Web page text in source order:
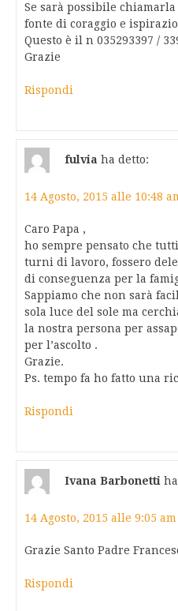
Se sarà possibile
fonte di coraggio e
Questo è il n 035293397 /
Grazie
Rispondi
fulvia ha detto:
14 Agosto, 2015 alle 10:48
Caro Papa ,
ho sempre pensato che
turni di lavoro, fossero
di conseguenza per la
Sappiamo che non sarà
sola luce del sole ma
la nostra persona per
per l’ascolto .
Grazie.
Ps. tempo fa ho fatto una
Rispondi
Ivana Barbonetti
14 Agosto, 2015 alle 9:05 am
Grazie Santo Padre
Rispondi